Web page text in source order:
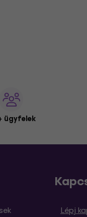
ügyfelek
Lépj